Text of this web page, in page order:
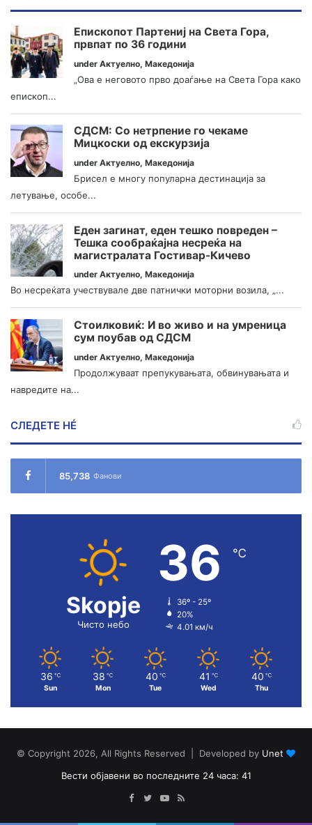
Епископот Партениј на Света Гора,
првпат по 36 години
under Актуелно, Македонија
„Ова е неговото прво доаѓање на Света Гора како
епископ...
СДСМ: Со нетрпение го чекаме
Мицкоски од екскурзија
under Актуелно, Македонија
Брисел е многу популарна дестинација за
летување, особе...
Еден загинат, еден тешко повреден –
Тешка сообраќајна несреќа на
магистралата Гостивар-Кичево
under Актуелно, Македонија
Во несреќата учествувале две патнички моторни возила, „...
Стоилковиќ: И во живо и на умреница
сум поубав од СДСМ
under Актуелно, Македонија
Продолжуваат препукувањата, обвинувањата и
навредите на...
СЛЕДЕТЕ НÉ
85,738 Фанови
Skopje
Чисто небо
36 ℃
36º - 25º
20%
4.01 км/ч
36 ℃
Sun
38 ℃
Mon
40 ℃
Tue
41 ℃
Wed
40 ℃
Thu
© Copyright 2026, All Rights Reserved | Developed by Unet
Вести објавени во последните 24 часа: 41
Facebook
TwitterYouTube
RSS